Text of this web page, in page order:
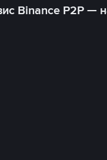
Binance P2P —